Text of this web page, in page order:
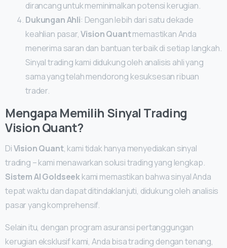
dirancang untuk meminimalkan potensi kerugian.
Dukungan Ahli: Dengan lebih dari satu dekade
keahlian pasar,Vision Quantmemastikan Anda
menerima saran dan bantuan terbaik di setiap langkah.
Sinyal trading kami didukung oleh analisis ahli yang
sama yang telah mendorong kesuksesan ribuan
trader.
Mengapa Memilih Sinyal Trading
Vision Quant?
DiVision Quant, kami tidak hanya menyediakan sinyal
trading – kami menawarkan solusi trading yang lengkap.
Sistem AI Goldseekkami memastikan bahwa sinyal Anda
tepat waktu dan dapat ditindaklanjuti, didukung oleh analisis
pasar yang komprehensif.
Selain itu, dengan program asuransi pertanggungan
kerugian eksklusif kami, Anda bisa trading dengan tenang,